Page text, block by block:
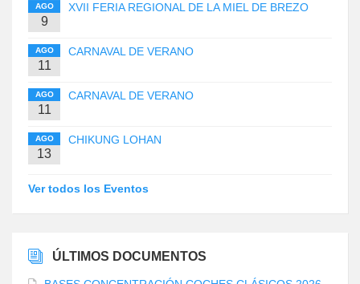
AGO
9
XVII FERIA REGIONAL DE LA MIEL DE BREZO
AGO
11
CARNAVAL DE VERANO
AGO
11
CARNAVAL DE VERANO
AGO
13
CHIKUNG LOHAN
Ver todos los Eventos
ÚLTIMOS DOCUMENTOS